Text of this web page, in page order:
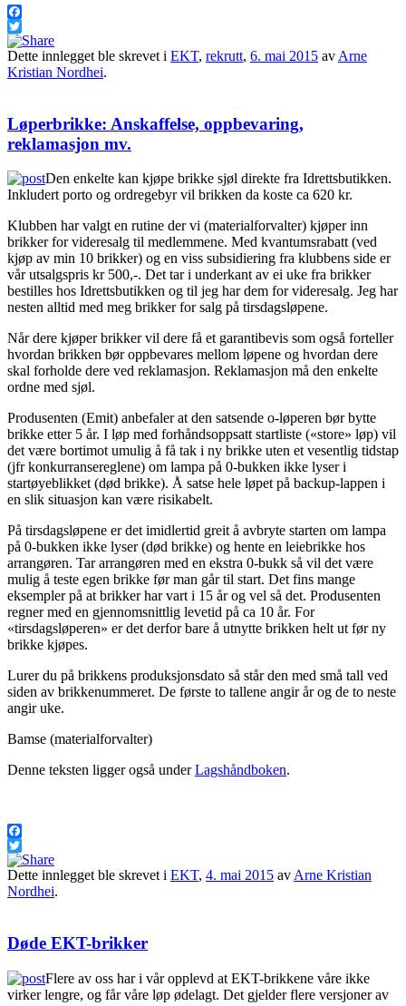
Facebook
Twitter
Dette innlegget ble skrevet i EKT, rekrutt, 6. mai 2015 av Arne
Kristian Nordhei.
Løperbrikke: Anskaffelse, oppbevaring,
reklamasjon mv.
Den enkelte kan kjøpe brikke sjøl direkte fra Idrettsbutikken.
Inkludert porto og ordregebyr vil brikken da koste ca 620 kr.
Klubben har valgt en rutine der vi (materialforvalter) kjøper inn
brikker for videresalg til medlemmene. Med kvantumsrabatt (ved
kjøp av min 10 brikker) og en viss subsidiering fra klubbens side er
vår utsalgspris kr 500,-. Det tar i underkant av ei uke fra brikker
bestilles hos Idrettsbutikken og til jeg har dem for videresalg. Jeg har
nesten alltid med meg brikker for salg på tirsdagsløpene.
Når dere kjøper brikker vil dere få et garantibevis som også forteller
hvordan brikken bør oppbevares mellom løpene og hvordan dere
skal forholde dere ved reklamasjon. Reklamasjon må den enkelte
ordne med sjøl.
Produsenten (Emit) anbefaler at den satsende o-løperen bør bytte
brikke etter 5 år. I løp med forhåndsoppsatt startliste («store» løp) vil
det være bortimot umulig å få tak i ny brikke uten et vesentlig tidstap
(jfr konkurransereglene) om lampa på 0-bukken ikke lyser i
startøyeblikket (død brikke). Å satse hele løpet på backup-lappen i
en slik situasjon kan være risikabelt.
På tirsdagsløpene er det imidlertid greit å avbryte starten om lampa
på 0-bukken ikke lyser (død brikke) og hente en leiebrikke hos
arrangøren. Tar arrangøren med en ekstra 0-bukk så vil det være
mulig å teste egen brikke før man går til start. Det fins mange
eksempler på at brikker har vart i 15 år og vel så det. Produsenten
regner med en gjennomsnittlig levetid på ca 10 år. For
«tirsdagsløperen» er det derfor bare å utnytte brikken helt ut før ny
brikke kjøpes.
Lurer du på brikkens produksjonsdato så står den med små tall ved
siden av brikkenummeret. De første to tallene angir år og de to neste
angir uke.
Bamse (materialforvalter)
Denne teksten ligger også underLagshåndboken.
Facebook
Twitter
Dette innlegget ble skrevet i EKT, 4. mai 2015 avArne Kristian
Nordhei.
Døde EKT-brikker
Flere av oss har i vår opplevd at EKT-brikkene våre ikke
virker lengre, og får våre løp ødelagt. Det gjelder flere versjoner av